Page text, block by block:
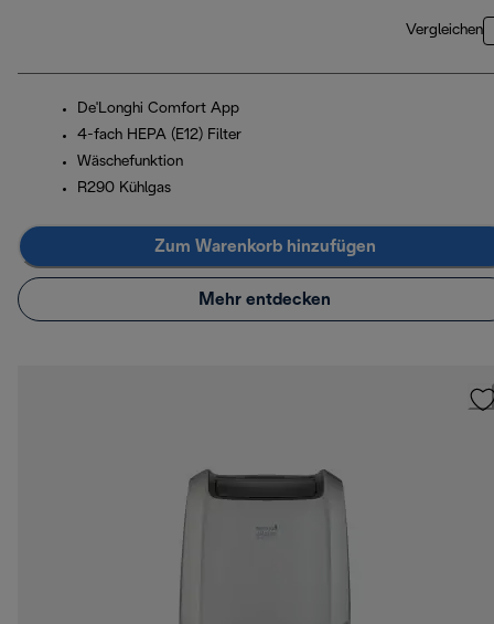
Vergleichen
De'Longhi Comfort App
4-fach HEPA (E12) Filter
Wäschefunktion
R290 Kühlgas
Zum Warenkorb hinzufügen
Mehr entdecken